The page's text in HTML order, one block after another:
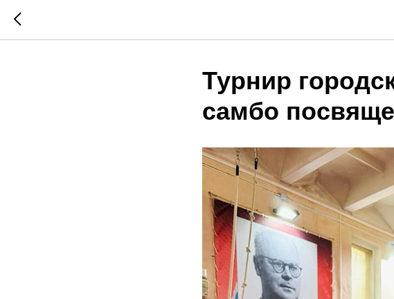
Турнир
самбо